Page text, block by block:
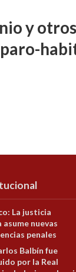
y
La justicia
nuevas
penales
Balbín fue
por la Real